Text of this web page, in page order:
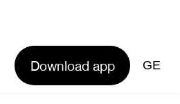
Download app GE